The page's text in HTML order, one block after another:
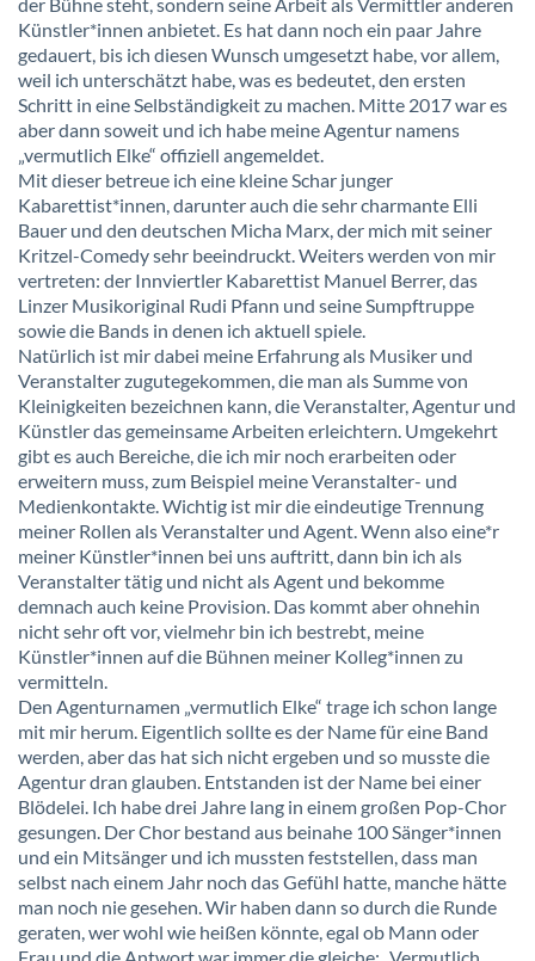
Künstler*innen anbietet. Es hat dann noch ein paar Jahre
gedauert, bis ich diesen Wunsch umgesetzt habe, vor allem,
weil ich unterschätzt habe, was es bedeutet, den ersten
Schritt in eine Selbständigkeit zu machen. Mitte 2017 war es
aber dann soweit und ich habe meine Agentur namens
„vermutlich Elke“ offiziell angemeldet.
Mit dieser betreue ich eine kleine Schar junger
Kabarettist*innen, darunter auch die sehr charmante Elli
Bauer und den deutschen Micha Marx, der mich mit seiner
Kritzel-Comedy sehr beeindruckt. Weiters werden von mir
vertreten: der Innviertler Kabarettist Manuel Berrer, das
Linzer Musikoriginal Rudi Pfann und seine Sumpftruppe
sowie die Bands in denen ich aktuell spiele.
Natürlich ist mir dabei meine Erfahrung als Musiker und
Veranstalter zugutegekommen, die man als Summe von
Kleinigkeiten bezeichnen kann, die Veranstalter, Agentur und
Künstler das gemeinsame Arbeiten erleichtern. Umgekehrt
gibt es auch Bereiche, die ich mir noch erarbeiten oder
erweitern muss, zum Beispiel meine Veranstalter- und
Medienkontakte. Wichtig ist mir die eindeutige Trennung
meiner Rollen als Veranstalter und Agent. Wenn also eine*r
meiner Künstler*innen bei uns auftritt, dann bin ich als
Veranstalter tätig und nicht als Agent und bekomme
demnach auch keine Provision. Das kommt aber ohnehin
nicht sehr oft vor, vielmehr bin ich bestrebt, meine
Künstler*innen auf die Bühnen meiner Kolleg*innen zu
vermitteln.
Den Agenturnamen „vermutlich Elke“ trage ich schon lange
mit mir herum. Eigentlich sollte es der Name für eine Band
werden, aber das hat sich nicht ergeben und so musste die
Agentur dran glauben. Entstanden ist der Name bei einer
Blödelei. Ich habe drei Jahre lang in einem großen Pop-Chor
gesungen. Der Chor bestand aus beinahe 100 Sänger*innen
und ein Mitsänger und ich mussten feststellen, dass man
selbst nach einem Jahr noch das Gefühl hatte, manche hätte
man noch nie gesehen. Wir haben dann so durch die Runde
geraten, wer wohl wie heißen könnte, egal ob Mann oder